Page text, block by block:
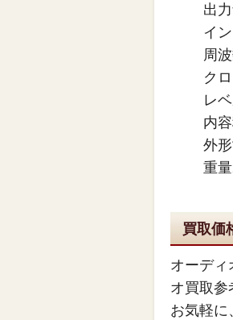
出
イ
周
ク
レ
内
外
重
買取価
オーディ
オ買取参
お気軽に